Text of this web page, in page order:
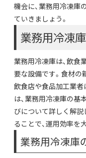
機会に、業務用冷凍庫
ていきましょう。
業務用冷凍
業務用冷凍庫は、飲食
要な設備です。食材の
飲食店や食品加工業者
は、業務用冷凍庫の基
びについて詳しく解説
ることで、運用効率を
業務用冷凍庫